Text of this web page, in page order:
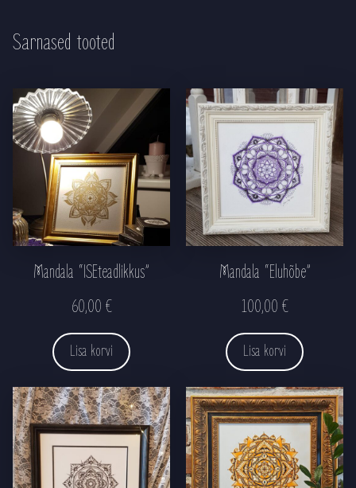
Sarnased tooted
Mandala “ISEteadlikkus”
60,00 €
Lisa korvi
Mandala “Eluhõbe”
100,00 €
Lisa korvi